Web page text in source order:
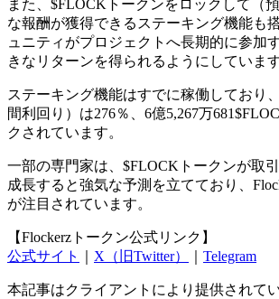
また、$FLOCKトークンをロックして（
な報酬が獲得できるステーキング機能も
ュニティがプロジェクトへ長期的に参加
きなリターンを得られるようにしています
ステーキング機能はすでに稼働しており
間利回り）は276％、6億5,267万
クされています。
一部の専門家は、$FLOCKトークンが取
成長すると強気な予測を立てており、
が注目されています。
【Flockerzトークン公式リンク】
公式サイト
X（旧Twitter） Telegram
本記事はクライアントにより提供されて